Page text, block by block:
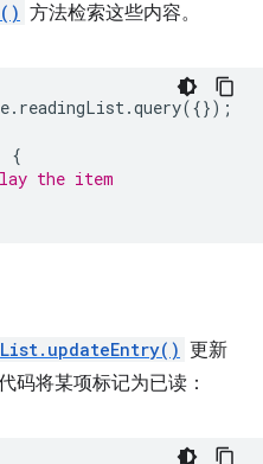
方法检索这些内容。
. readingList .query({});
{
the item
更新
码将某项标记为已读：